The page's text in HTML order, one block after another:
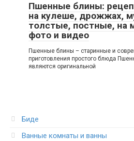
Пшенные блины:
на кулеше, дрожжах,
толстые, постные, на
фото и видео
Пшенные блины – старинные и
приготовления простого блюда
являются оригинальной
Биде
Ванные комнаты и ванны